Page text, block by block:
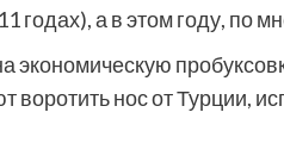
годах), а в этом году, по
экономическую
воротить нос от Турции,